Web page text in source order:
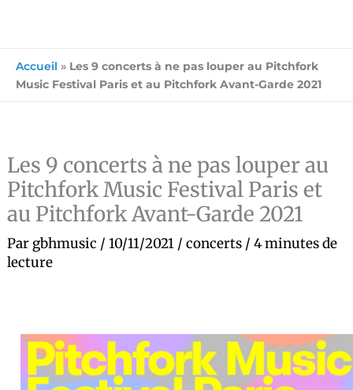
Accueil » Les 9 concerts à ne pas louper au Pitchfork
Music Festival Paris et au Pitchfork Avant-Garde 2021
Les 9 concerts à ne pas louper au
Pitchfork Music Festival Paris et
au Pitchfork Avant-Garde 2021
Par gbhmusic /10/11/2021 /concerts /4 minutes de
lecture